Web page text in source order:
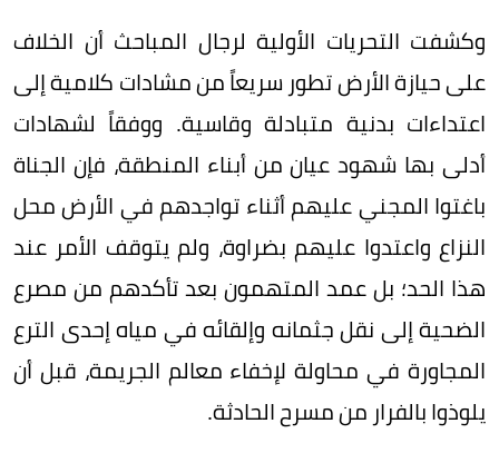
وكشفت التحريات الأولية لرجال المباحث أن الخلاف
على حيازة الأرض تطور سريعاً من مشادات كلامية إلى
اعتداءات بدنية متبادلة وقاسية. ووفقاً لشهادات
أدلى بها شهود عيان من أبناء المنطقة، فإن الجناة
باغتوا المجني عليهم أثناء تواجدهم في الأرض محل
النزاع واعتدوا عليهم بضراوة، ولم يتوقف الأمر عند
هذا الحد؛ بل عمد المتهمون بعد تأكدهم من مصرع
الضحية إلى نقل جثمانه وإلقائه في مياه إحدى الترع
المجاورة في محاولة لإخفاء معالم الجريمة، قبل أن
يلوذوا بالفرار من مسرح الحادثة.